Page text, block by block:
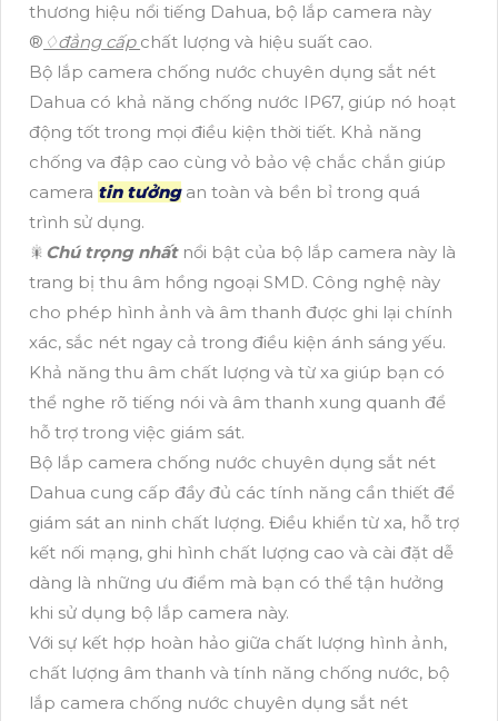
thương hiệu nổi tiếng Dahua, bộ lắp camera này
®️ ♢đẳng cấp chất lượng và hiệu suất cao.
Bộ lắp camera chống nước chuyên dụng sắt nét
Dahua có khả năng chống nước IP67, giúp nó hoạt
động tốt trong mọi điều kiện thời tiết. Khả năng
chống va đập cao cùng vỏ bảo vệ chắc chắn giúp
camera tin tưởngan toàn và bền bỉ trong quá
trình sử dụng.
🎇 Chú trọng nhấtnổi bật của bộ lắp camera này là
trang bị thu âm hồng ngoại SMD. Công nghệ này
cho phép hình ảnh và âm thanh được ghi lại chính
xác, sắc nét ngay cả trong điều kiện ánh sáng yếu.
Khả năng thu âm chất lượng và từ xa giúp bạn có
thể nghe rõ tiếng nói và âm thanh xung quanh để
hỗ trợ trong việc giám sát.
Bộ lắp camera chống nước chuyên dụng sắt nét
Dahua cung cấp đầy đủ các tính năng cần thiết để
giám sát an ninh chất lượng. Điều khiển từ xa, hỗ trợ
kết nối mạng, ghi hình chất lượng cao và cài đặt dễ
dàng là những ưu điểm mà bạn có thể tận hưởng
khi sử dụng bộ lắp camera này.
Với sự kết hợp hoàn hảo giữa chất lượng hình ảnh,
chất lượng âm thanh và tính năng chống nước, bộ
lắp camera chống nước chuyên dụng sắt nét